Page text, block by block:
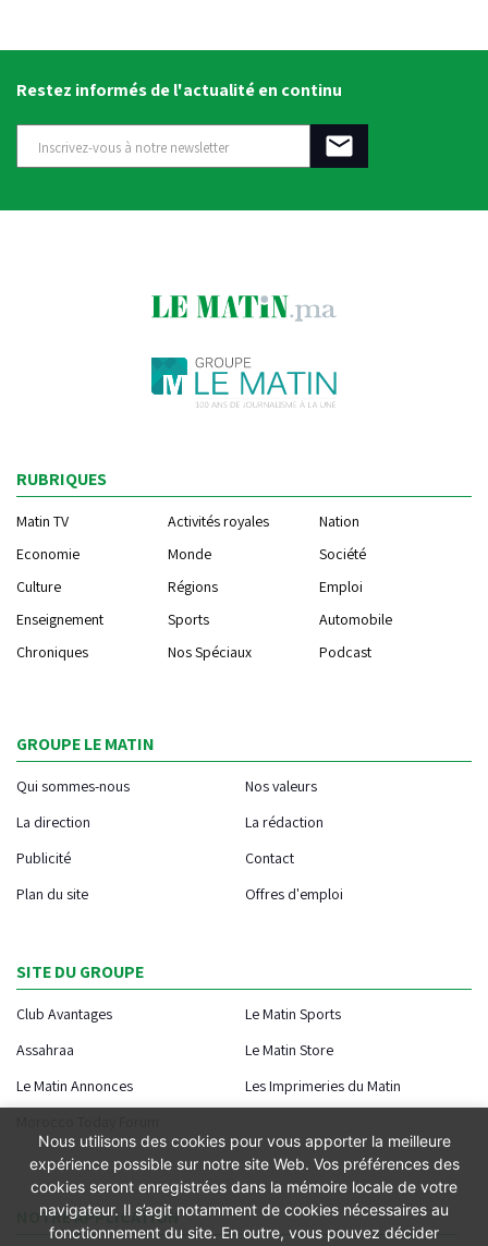
Restez informés de l'actualité en continu
RUBRIQUES
Matin TV Activités royales
Nation
Economie
Monde
Société
Culture
Régions
Emploi
Enseignement
Sports
Automobile
Chroniques
Nos Spéciaux Podcast
GROUPE LE MATIN
Qui sommes-nous
Nos valeurs
La direction
La rédaction
Publicité
Contact
Plan du site
Offres d'emploi
SITE DU GROUPE
Club Avantages
Le Matin Sports
Assahraa
Le Matin Store
Le Matin Annonces
Les Imprimeries du Matin
NOTRE APPLICATION
Nous utilisons des cookies pour vous apporter la meilleure
expérience possible sur notre site Web. Vos préférences des
cookies seront enregistrées dans la mémoire locale de votre
navigateur. Il s’agit notamment de cookies nécessaires au
fonctionnement du site. En outre, vous pouvez décider